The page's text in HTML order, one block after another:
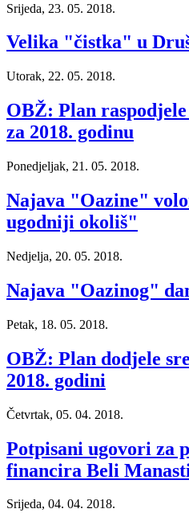
Srijeda, 23. 05. 2018.
Velika "čistka" u
Utorak, 22. 05. 2018.
OBŽ: Plan
za 2018. godinu
Ponedjeljak, 21. 05. 2018.
Najava "Oazine"
ugodniji okoliš"
Nedjelja, 20. 05. 2018.
Najava "Oazinog"
Petak, 18. 05. 2018.
OBŽ: Plan dodjele
2018. godini
Četvrtak, 05. 04. 2018.
Potpisani ugovori za
financira Beli
Srijeda, 04. 04. 2018.